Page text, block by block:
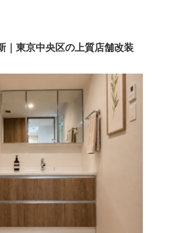
｜東京中央区の上質店舗改装